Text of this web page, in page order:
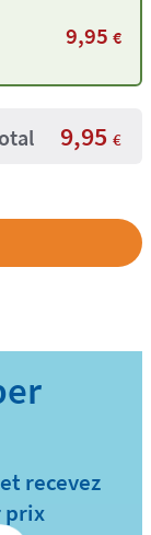
9,95 €
9,95 €
recevez
prix